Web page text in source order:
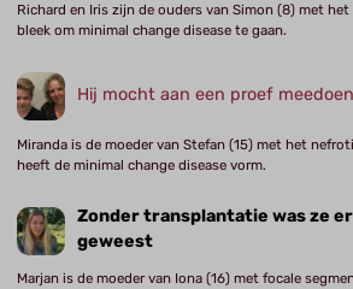
Richard en Iris zijn de ouders van Simon (8) met
bleek om minimal change disease te gaan.
Hij mocht aan een proef meedoen
Miranda is de moeder van Stefan (15) met het
heeft de minimal change disease vorm.
Zonder transplantatie was ze
geweest
Marjan is de moeder van Iona (16) met focale